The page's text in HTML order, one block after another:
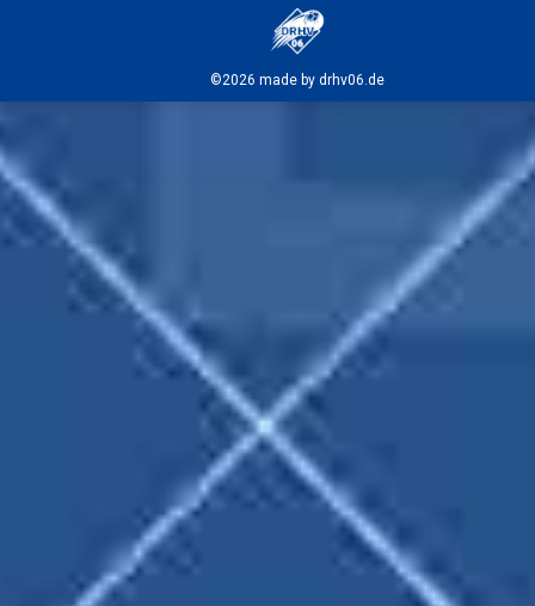
©2026 made by drhv06.de